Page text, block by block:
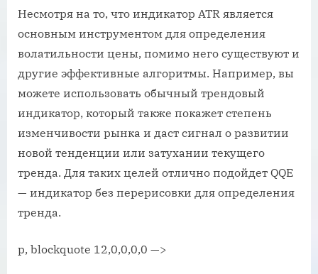
Несмотря на то, что индикатор ATR является
основным инструментом для определения
волатильности цены, помимо него существуют и
другие эффективные алгоритмы. Например, вы
можете использовать обычный трендовый
индикатор, который также покажет степень
изменчивости рынка и даст сигнал о развитии
новой тенденции или затухании текущего
тренда. Для таких целей отлично подойдет QQE
— индикатор без перерисовки для определения
тренда.
p, blockquote 12,0,0,0,0 —>